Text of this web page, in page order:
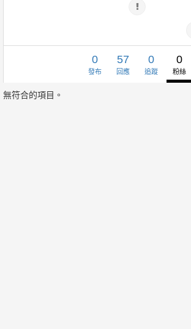
0
發布
57
回應
0
追蹤
0
粉絲
無符合的項目。